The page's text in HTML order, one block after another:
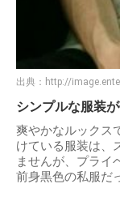
出典： http://
シンプルな服装
爽やかなルックス
けている服装は、
ませんが、プライ
前身黒色の私服だ